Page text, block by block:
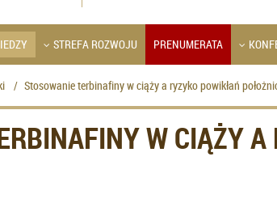
STREFA ROZWOJU PRENUMERATA
/ Stosowanie terbinafiny w ciąży a ryzyko powikłań
W CIĄŻY